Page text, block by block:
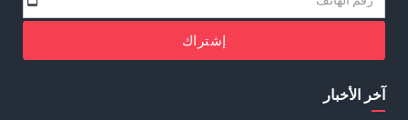
إشتراك
آخر الأخبار